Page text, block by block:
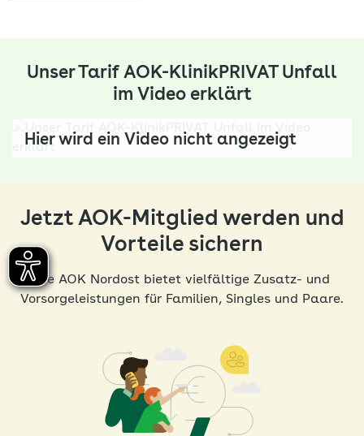
Unser Tarif AOK-KlinikPRIVAT Unfall
im Video erklärt
Hier wird ein Video nicht angezeigt
zu YouTube. Betreiber von YouTube ist die Google Ireland
Limited („Google“), Gordon House, Barrow Street, Dublin
4, Irland. Weitere Informationen über Datenschutz bei
YouTube finden Sie
hierin deren Datenschutzerklärung.
Jetzt AOK-Mitglied werden und
Vorteile sichern
Die AOK Nordost bietet vielfältige Zusatz- und
Vorsorgeleistungen für Familien, Singles und Paare.